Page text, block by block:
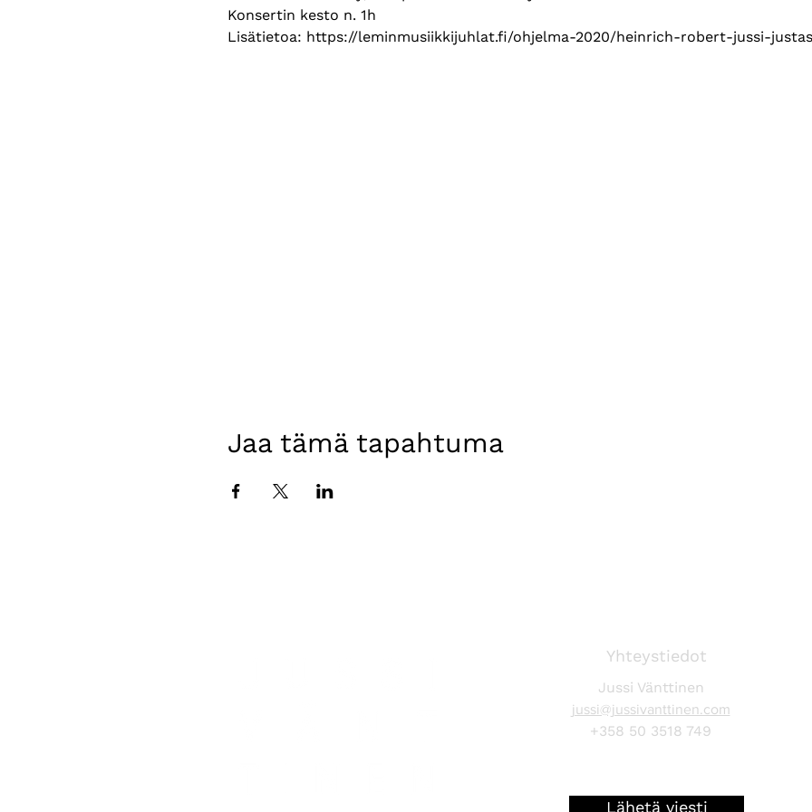
Konsertin kesto n. 1h
Lisätietoa: https://leminmusiikkijuhlat.fi/ohjelma-2020/heinrich-robert-jussi-
Jaa tämä tapahtuma
Yhteystiedot
Jussi Vänttinen
jussi@jussivanttinen.com
+358 50 3518 749
Lähetä viesti